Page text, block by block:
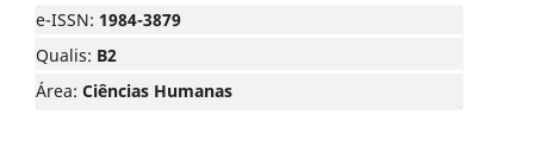
e-ISSN: 1984-3879
Qualis: B2
Área: Ciências Humanas